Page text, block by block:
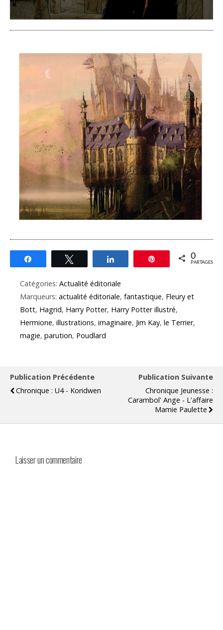
Épingle 0
PARTAGES
Catégories: Actualité éditoriale
Marqueurs: actualité éditoriale, fantastique, Fleury et
Bott, Hagrid, Harry Potter, Harry Potter illustré,
Hermione, illustrations, imaginaire, Jim Kay, le Terrier,
magie, parution, Poudlard
Publication Précédente
Chronique : U4 - Koridwen
Publication Suivante
Chronique Jeunesse :
Carambol' Ange - L'affaire
Mamie Paulette
Laisser un commentaire